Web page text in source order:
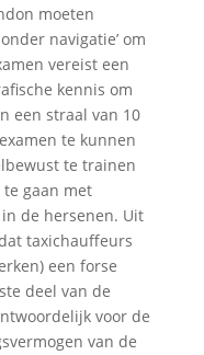
moeten
navigatie’ om
vereist een
kennis om
een straal van 10
te kunnen
te trainen
gaan met
de hersenen. Uit
taxichauffeurs
een forse
deel van de
voor de
van de